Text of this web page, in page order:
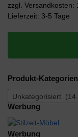
zzgl. Versandkosten:
Lieferzeit: 3-5 Tage
Produkt-Kategorien
Unkategorisiert
Werbung
Werbung